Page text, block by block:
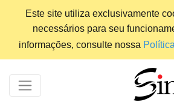
Este site utiliza exclusivamente
necessários para seu
informações, consulte nossa